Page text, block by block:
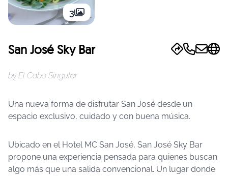
3
San José Sky Bar
by El Cabo Singular
Una nueva forma de disfrutar San José desde un
espacio exclusivo, cuidado y con buena música.
Ubicado en el Hotel MC San José, San José Sky Bar
propone una experiencia pensada para quienes buscan
algo más que una salida convencional. Un lugar donde